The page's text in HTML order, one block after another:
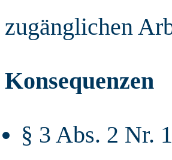
zugänglichen
Konsequenzen
§ 3 Abs. 2 Nr.